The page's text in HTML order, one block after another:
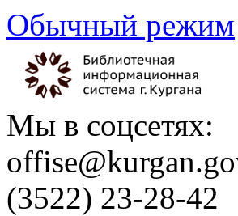
Обычный режим
Мы в соцсетях:
(3522) 23-28-42